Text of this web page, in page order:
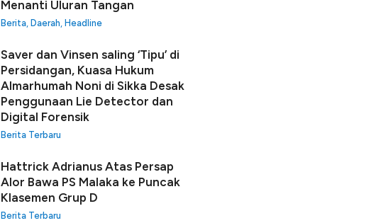
Menanti Uluran Tangan
Berita, Daerah, Headline
Saver dan Vinsen saling ‘Tipu’ di
Persidangan, Kuasa Hukum
Almarhumah Noni di Sikka Desak
Penggunaan Lie Detector dan
Digital Forensik
Berita Terbaru
Hattrick Adrianus Atas Persap
Alor Bawa PS Malaka ke Puncak
Klasemen Grup D
Berita Terbaru